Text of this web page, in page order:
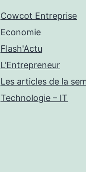
Cowcot Entreprise
Economie
Flash'Actu
L'Entrepreneur
Les articles de la
Technologie – IT